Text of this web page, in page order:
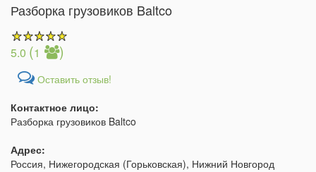
Разборка грузовиков Baltco
5.0 (1 )
Оставить отзыв!
Контактное лицо:
Разборка грузовиков Baltco
Адрес:
Россия, Нижегородская (Горьковская), Нижний Новгород